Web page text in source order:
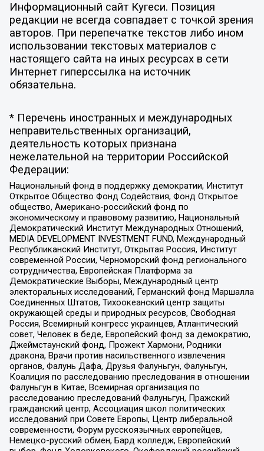
Информационный сайт Кугеси. Позиция
редакции не всегда совпадает с точкой зрения
авторов. При перепечатке текстов либо ином
использовании текстовых материалов с
настоящего сайта на иных ресурсах в сети
Интернет гиперссылка на источник
обязательна.
* Перечень иностранных и международных
неправительственных организаций,
деятельность которых признана
нежелательной на территории Российской
Федерации:
Национальный фонд в поддержку демократии, Институт
Открытое Общество Фонд Содействия, Фонд Открытое
общество, Американо-российский фонд по
экономическому и правовому развитию, Национальный
Демократический Институт Международных Отношений,
MEDIA DEVELOPMENT INVESTMENT FUND, Международный
Республиканский Институт, Открытая Россия, Институт
современной России, Черноморский фонд регионального
сотрудничества, Европейская Платформа за
Демократические Выборы, Международный центр
электоральных исследований, Германский фонд Маршалла
Соединенных Штатов, Тихоокеанский центр защиты
окружающей среды и природных ресурсов, Свободная
Россия, Всемирный конгресс украинцев, Атлантический
совет, Человек в беде, Европейский фонд за демократию,
Джеймстаунский фонд, Прожект Хармони, Родники
дракона, Врачи против насильственного извлечения
органов, Фалунь Дафа, Друзья Фалуньгун, Фалуньгун,
Коалиция по расследованию преследования в отношении
Фалуньгун в Китае, Всемирная организация по
расследованию преследований Фалуньгун, Пражский
гражданский центр, Ассоциация школ политических
исследований при Совете Европы, Центр либеральной
современности, Форум русскоязычных европейцев,
Немецко-русский обмен, Бард колледж, Европейский